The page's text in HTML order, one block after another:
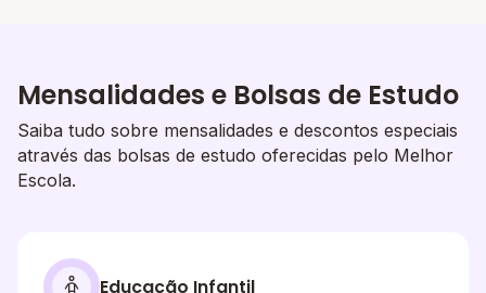
Mensalidades e Bolsas de Estudo
Saiba tudo sobre mensalidades e descontos especiais
através das bolsas de estudo oferecidas pelo Melhor
Escola.
Educação Infantil